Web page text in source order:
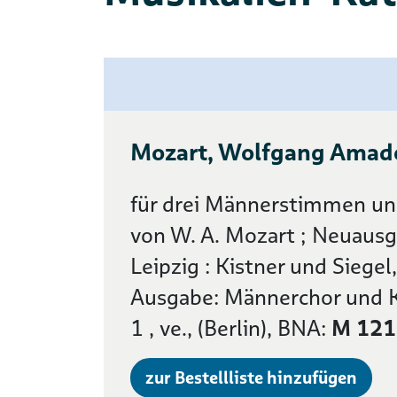
Mozart, Wolfgang
für drei Männerstimmen
von W. A. Mozart ;
Leipzig : Kistner und
Ausgabe: Männerchor und
1 , ve., (Berlin), BNA: M
zur Bestellliste hinzufügen